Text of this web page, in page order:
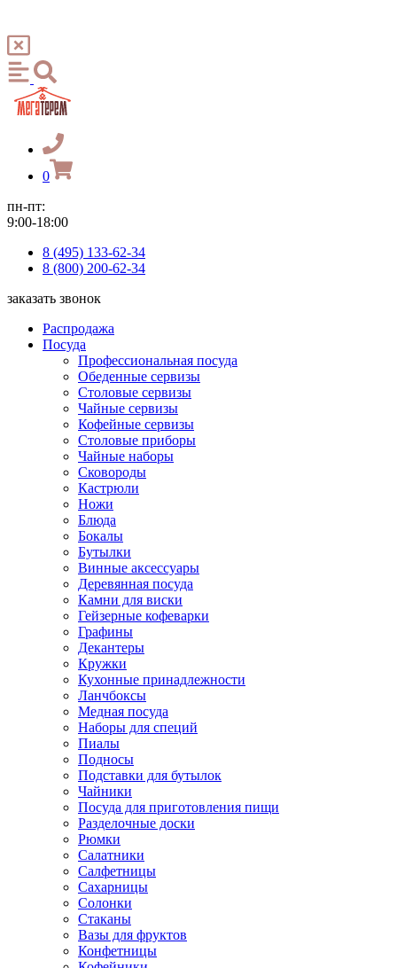
0
пн-пт:
9:00-18:00
8 (495) 133-62-34
8 (800) 200-62-34
заказать звонок
Распродажа
Посуда
Профессиональная посуда
Обеденные сервизы
Столовые сервизы
Чайные сервизы
Кофейные сервизы
Столовые приборы
Чайные наборы
Сковороды
Кастрюли
Ножи
Блюда
Бокалы
Бутылки
Винные аксессуары
Деревянная посуда
Камни для виски
Гейзерные кофеварки
Графины
Декантеры
Кружки
Кухонные принадлежности
Ланчбоксы
Медная посуда
Наборы для специй
Пиалы
Подносы
Подставки для бутылок
Чайники
Посуда для приготовления пищи
Разделочные доски
Рюмки
Салатники
Салфетницы
Сахарницы
Солонки
Стаканы
Вазы для фруктов
Конфетницы